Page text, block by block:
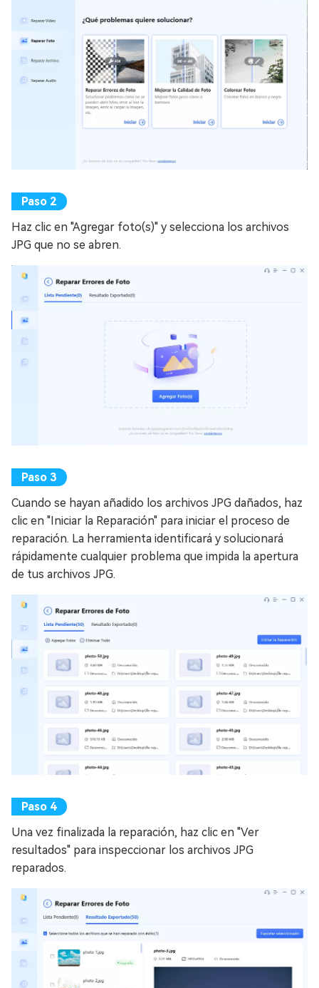
Haz clic en "Agregar foto(s)" y selecciona los archivos
JPG que no se abren.
Cuando se hayan añadido los archivos JPG dañados, haz
clic en "Iniciar la Reparación" para iniciar el proceso de
reparación. La herramienta identificará y solucionará
rápidamente cualquier problema que impida la apertura
de tus archivos JPG.
Una vez finalizada la reparación, haz clic en "Ver
resultados" para inspeccionar los archivos JPG
reparados.